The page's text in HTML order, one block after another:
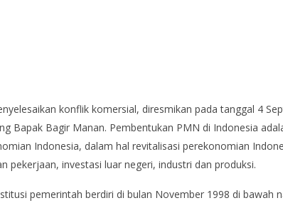
konflik komersial, diresmikan pada tanggal 4
Bagir Manan. Pembentukan PMN di Indonesia
Indonesia, dalam hal revitalisasi perekonomian
pekerjaan, investasi luar negeri, industri dan produksi.
pemerintah berdiri di bulan November 1998 di bawah